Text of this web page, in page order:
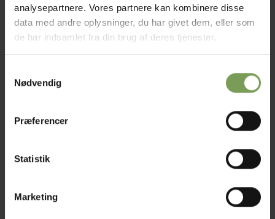
analysepartnere. Vores partnere kan kombinere disse
data med andre oplysninger, du har givet dem, eller som
de har indsamlet fra din brug af deres tjenester.
Nødvendig
Præferencer
Statistik
Marketing
Varenummer (SKU):indkøbspose med logo
Kategorier:Gavekort mm.,Strikkemøller og leg med garn, TILBEHØR
indkøbspose
YDERLIGERE INFORMATION
Beskrivelse